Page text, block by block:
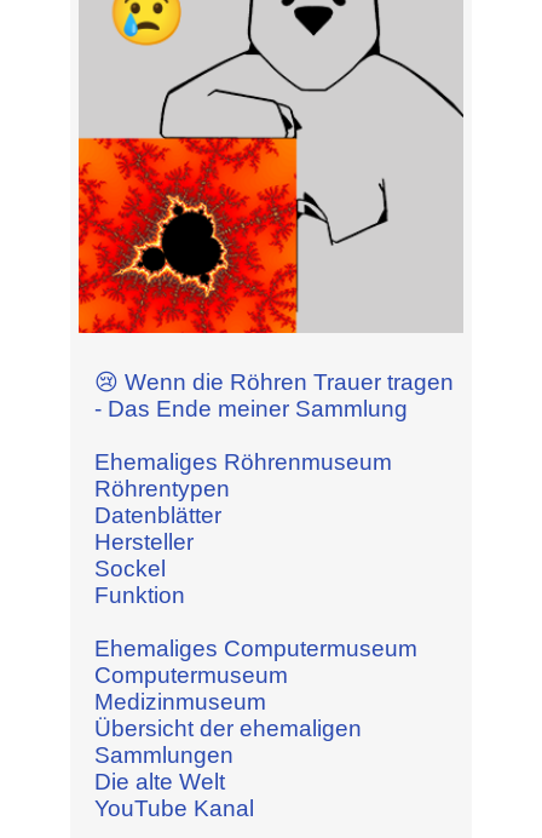
😢 Wenn die Röhren Trauer tragen
- Das Ende meiner Sammlung
Ehemaliges Röhrenmuseum
Röhrentypen
Datenblätter
Hersteller
Sockel
Funktion
Ehemaliges Computermuseum
Computermuseum
Medizinmuseum
Übersicht der ehemaligen
Sammlungen
Die alte Welt
YouTube Kanal